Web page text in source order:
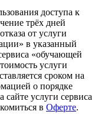
доступа к
трёх дней
от услуги
в указанный
«обучающей
услуги
сроком на
о порядке
услуги сервиса
в Оферте.